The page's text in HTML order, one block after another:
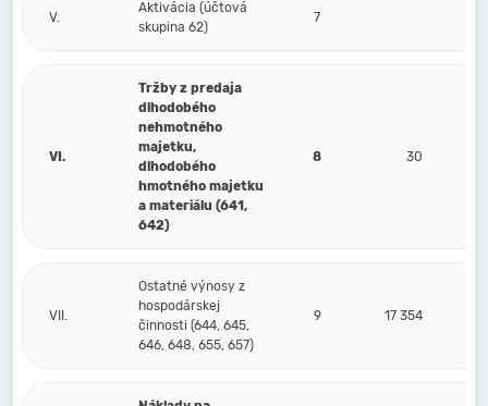
V.
Aktivácia (účtová
skupina 62)
7
VI.
Tržby z predaja
dlhodobého
nehmotného
majetku,
dlhodobého
hmotného majetku
a materiálu (641,
642)
8 30
VII.
Ostatné výnosy z
hospodárskej
činnosti (644, 645,
646, 648, 655, 657)
9 17 354